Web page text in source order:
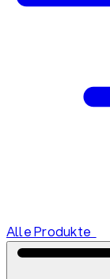
Alle Produkte